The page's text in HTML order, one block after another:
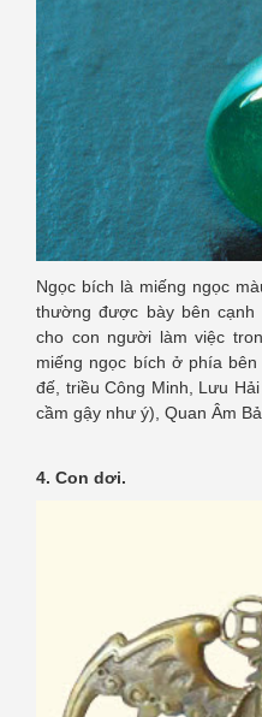
Ngọc bích là miếng ngọc
thường được bày bên
cho con người làm việc
miếng ngọc bích ở phía
đế, triều Công Minh, Lưu
cầm gậy như ý), Quan Âm
4. Con dơi.